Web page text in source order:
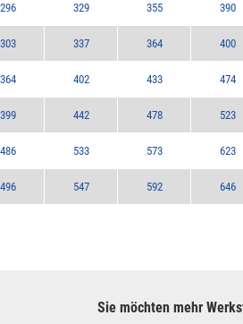
296 329 355 390
303 337 364 400
364 402 433 474
399 442 478 523
486 533 573 623
496 547 592 646
Sie möchten mehr